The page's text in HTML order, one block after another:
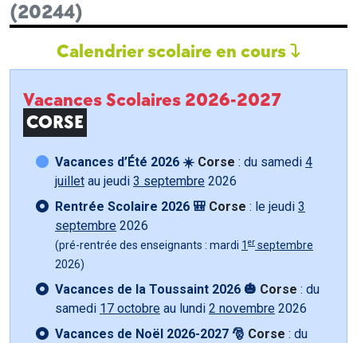
(20244)
Calendrier scolaire en cours
Vacances Scolaires 2026-2027
CORSE
Vacances d’Été 2026 ☀️ Corse : du samedi 4
juillet au jeudi 3 septembre 2026
Rentrée Scolaire 2026 🎒 Corse : le jeudi 3
septembre 2026
(pré-rentrée des enseignants : mardi 1 er septembre
2026)
Vacances de la Toussaint 2026 🎃 Corse : du
samedi 17 octobre au lundi 2 novembre 2026
Vacances de Noël 2026-2027 🎅 Corse : du